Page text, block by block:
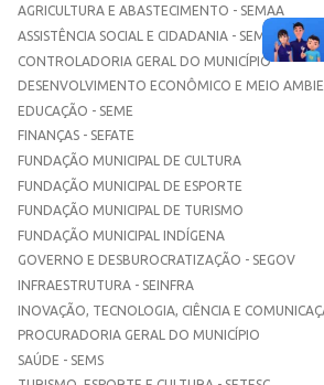
AGRICULTURA E ABASTECIMENTO - SEMAA
ASSISTÊNCIA SOCIAL E CIDADANIA - SEMASC
CONTROLADORIA GERAL DO MUNICÍPIO
DESENVOLVIMENTO ECONÔMICO E MEIO
EDUCAÇÃO - SEME
FINANÇAS - SEFATE
FUNDAÇÃO MUNICIPAL DE CULTURA
FUNDAÇÃO MUNICIPAL DE ESPORTE
FUNDAÇÃO MUNICIPAL DE TURISMO
FUNDAÇÃO MUNICIPAL INDÍGENA
GOVERNO E DESBUROCRATIZAÇÃO - SEGOV
INFRAESTRUTURA - SEINFRA
INOVAÇÃO, TECNOLOGIA, CIÊNCIA E
PROCURADORIA GERAL DO MUNICÍPIO
SAÚDE - SEMS